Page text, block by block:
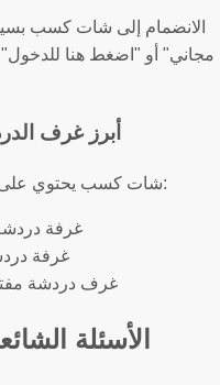
الانضمام إلى شات كسب
مجاني" أو "اضغط هنا
أبرز غرف
شات كسب يحتوي على العديد من غرف الدردشة، مثل:
غرفة
غرفة
غرف دردشة
الأسئلة